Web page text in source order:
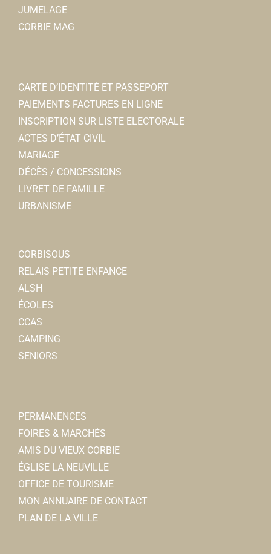
JUMELAGE
CORBIE MAG
CARTE D’IDENTITÉ ET PASSEPORT
PAIEMENTS FACTURES EN LIGNE
INSCRIPTION SUR LISTE ELECTORALE
ACTES D’ÉTAT CIVIL
MARIAGE
DÉCÈS / CONCESSIONS
LIVRET DE FAMILLE
URBANISME
CORBISOUS
RELAIS PETITE ENFANCE
ALSH
ÉCOLES
CCAS
CAMPING
SENIORS
PERMANENCES
FOIRES & MARCHÉS
AMIS DU VIEUX CORBIE
ÉGLISE LA NEUVILLE
OFFICE DE TOURISME
MON ANNUAIRE DE CONTACT
PLAN DE LA VILLE